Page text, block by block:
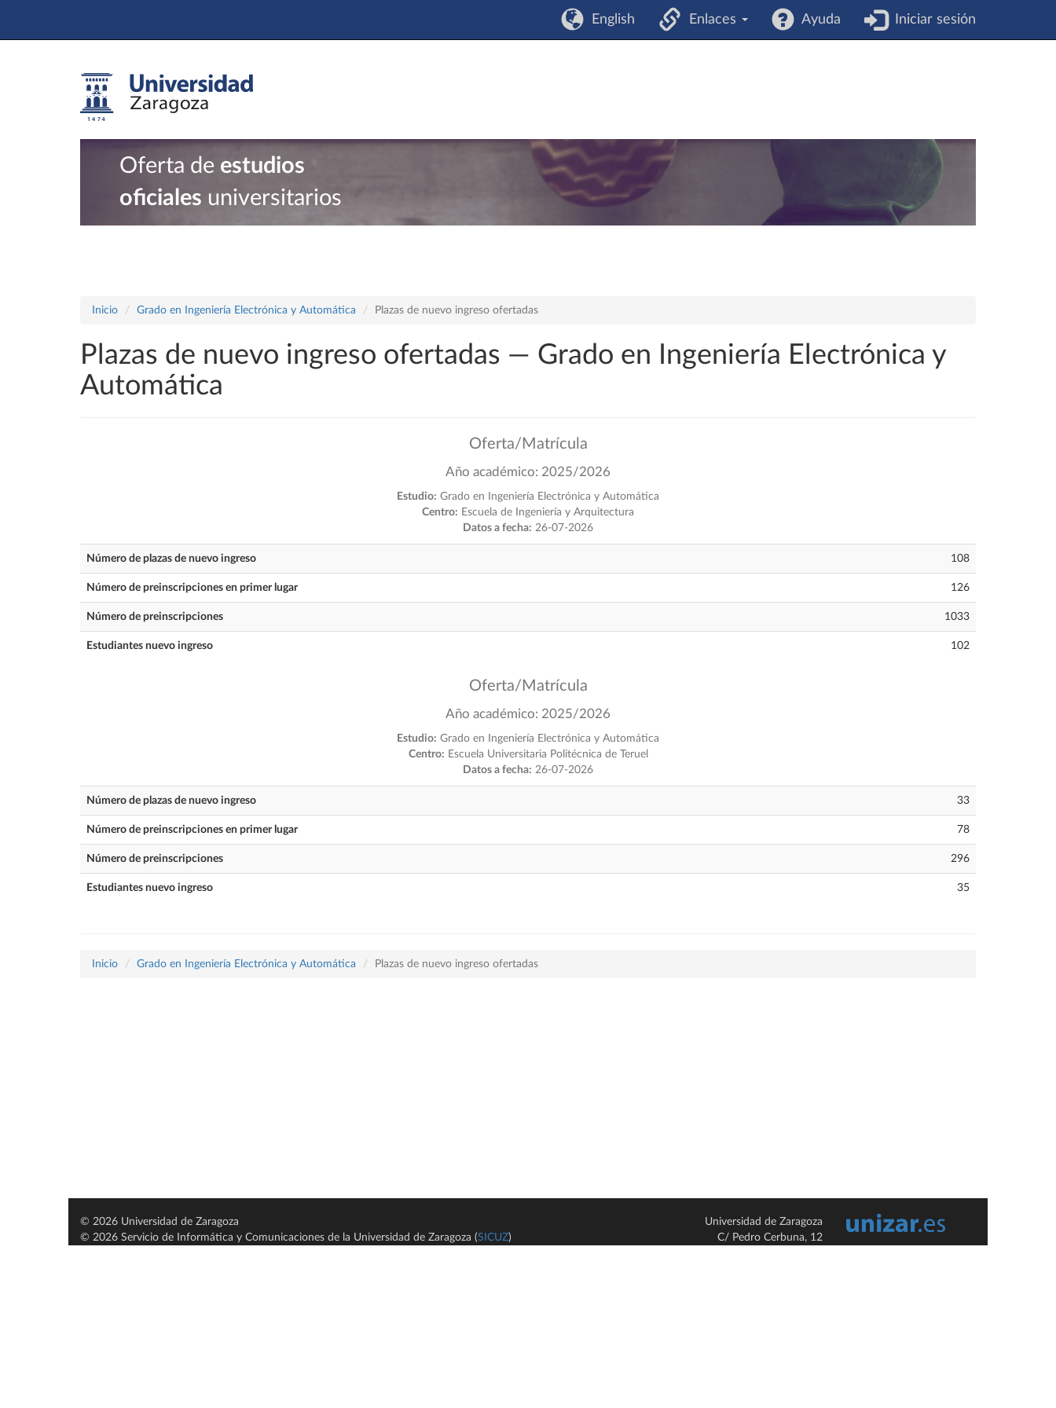
English Enlaces Ayuda Iniciar sesión
Oferta de estudios
oficiales universitarios
Inicio Grado en Ingeniería Electrónica y Automática Plazas de nuevo ingreso ofertadas
Plazas de nuevo ingreso ofertadas — Grado en Ingeniería Electrónica y
Automática
Oferta/Matrícula
Año académico: 2025/2026
Estudio: Grado en Ingeniería Electrónica y Automática
Centro: Escuela de Ingeniería y Arquitectura
Datos a fecha: 26-07-2026
Número de plazas de nuevo ingreso 108
Número de preinscripciones en primer lugar 126
Número de preinscripciones 1033
Estudiantes nuevo ingreso 102
Oferta/Matrícula
Año académico: 2025/2026
Estudio: Grado en Ingeniería Electrónica y Automática
Centro: Escuela Universitaria Politécnica de Teruel
Datos a fecha: 26-07-2026
Número de plazas de nuevo ingreso 33
Número de preinscripciones en primer lugar 78
Número de preinscripciones 296
Estudiantes nuevo ingreso 35
Inicio Grado en Ingeniería Electrónica y Automática Plazas de nuevo ingreso ofertadas
© 2026 Universidad de Zaragoza
© 2026 Servicio de Informática y Comunicaciones de la Universidad de Zaragoza (SICUZ)
Universidad de Zaragoza
C/ Pedro Cerbuna, 12